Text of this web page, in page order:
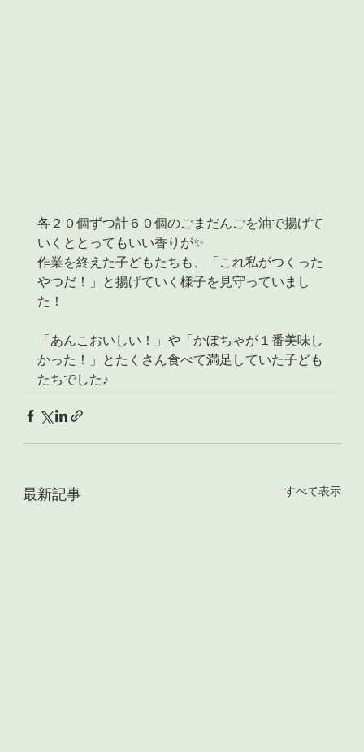
各２０個ずつ計６０個のごまだんごを油で揚げて
いくととってもいい香りが✨
作業を終えた子どもたちも、「これ私がつくった
やつだ！」と揚げていく様子を見守っていまし
た！
「あんこおいしい！」や「かぼちゃが１番美味し
かった！」とたくさん食べて満足していた子ども
たちでした♪
最新記事 すべて表示